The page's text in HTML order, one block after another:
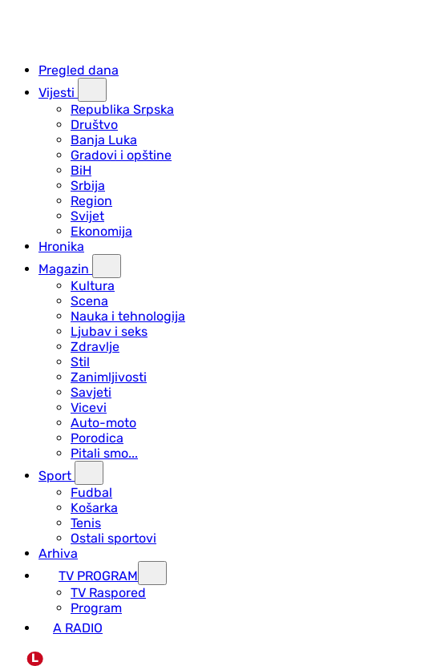
Pregled dana
Vijesti
Republika Srpska
Društvo
Banja Luka
Gradovi i opštine
BiH
Srbija
Region
Svijet
Ekonomija
Hronika
Magazin
Kultura
Scena
Nauka i tehnologija
Ljubav i seks
Zdravlje
Stil
Zanimljivosti
Savjeti
Vicevi
Auto-moto
Porodica
Pitali smo...
Sport
Fudbal
Košarka
Tenis
Ostali sportovi
Arhiva
TV PROGRAM
ТV Raspored
Program
A RADIO
L